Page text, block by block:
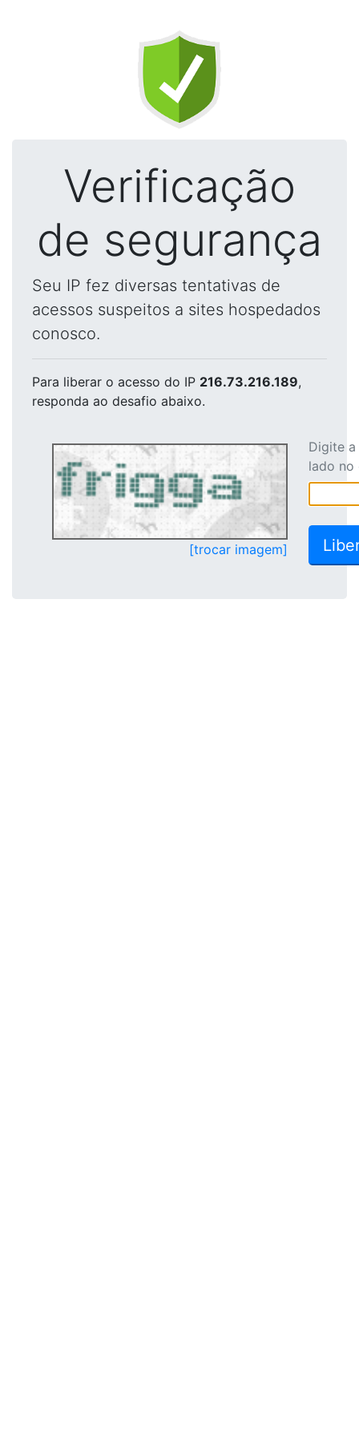
Verificação
de segurança
Seu IP fez diversas tentativas de
acessos suspeitos a sites hospedados
conosco.
Para liberar o acesso do IP 216.73.216.189,
responda ao desafio abaixo.
[trocar imagem]
Digite
lado no